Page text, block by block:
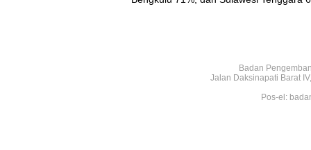
Badan
Jalan Daksinapati Barat
Pos-el: